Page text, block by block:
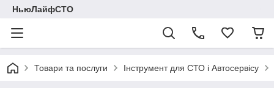
НьюЛайфСТО
Товари та послуги Інструмент для СТО і Автосервісу